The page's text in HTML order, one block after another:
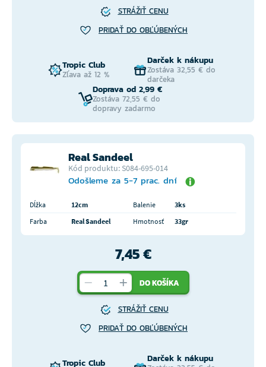
STRÁŽIŤ CENU
PRIDAŤ DO OBĽÚBENÝCH
Tropic Club
Zľava až 12 %
Darček k nákupu
Zostáva 32,55 € do
darčeka
Doprava od 2,99 €
Zostáva 72,55 € do
dopravy zadarmo
Real Sandeel
Kód produktu: S084-695-014
Odošleme za 5-7 prac. dní
Dĺžka 12cm Balenie
3ks
Farba
Real Sandeel Hmotnosť 33gr
7,45 €
DO KOŠÍKA
STRÁŽIŤ CENU
PRIDAŤ DO OBĽÚBENÝCH
Tropic Club Darček k nákupu